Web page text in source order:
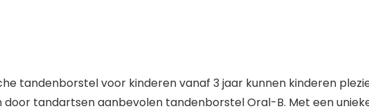
tandenborstel voor kinderen vanaf 3 jaar kunnen kinderen
tandartsen aanbevolen tandenborstel Oral-B. Met een